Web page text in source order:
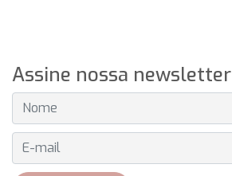
Assine nossa newsletter
E-MAIL